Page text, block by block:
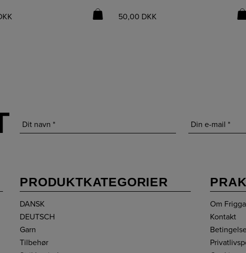
50,00 DKK
PRODUKTKATEGORIER
DANSK
DEUTSCH
Garn
Tilbehør
Om
Kontakt